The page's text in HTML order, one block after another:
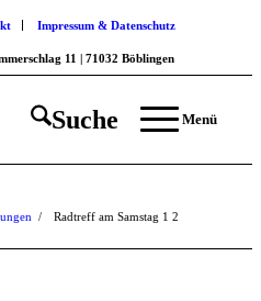
Impressum & Datenschutz
11 | 71032 Böblingen
Suche Menü
1 2
/ Radtreff am Samstag